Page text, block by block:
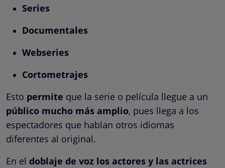
Series
Documentales
Webseries
Cortometrajes
Esto permite que la serie o película llegue a un
público mucho más amplio, pues llega a los
espectadores que hablan otros idiomas
diferentes al original.
En el doblaje de voz los actores y las actrices